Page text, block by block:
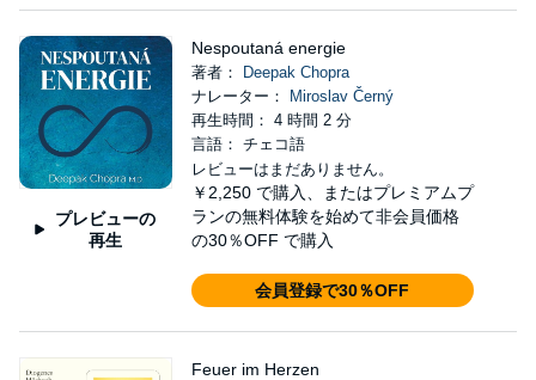
プレビューの
再生
Nespoutaná energie
著者：
Deepak Chopra
ナレーター：
Miroslav Černý
再生時間： 4 時間 2 分
言語： チェコ語
レビューはまだありません。
￥2,250 で購入、またはプレミアムプ
ランの無料体験を始めて非会員価格
の30％OFF で購入
会員登録で30％OFF
Feuer im Herzen